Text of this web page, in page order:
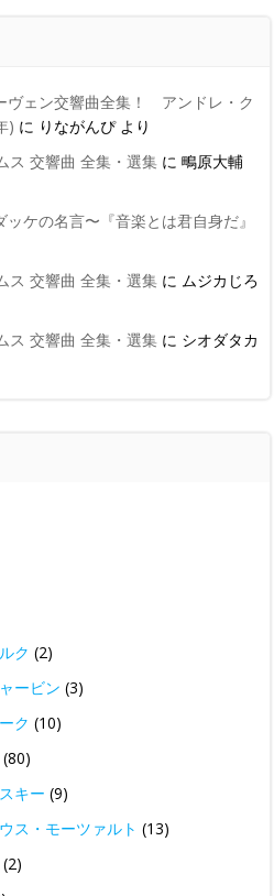
ヴェン交響曲全集！ アンドレ・ク
) に りながんぴより
ス 交響曲 全集・選集 に 鴫原大輔
ケの名言〜『音楽とは君自身だ』
ス 交響曲 全集・選集 に ムジカじろ
ス 交響曲 全集・選集 に シオダタカ
ク (2)
ービン (3)
ク (10)
(80)
キー (9)
ス・モーツァルト (13)
(2)